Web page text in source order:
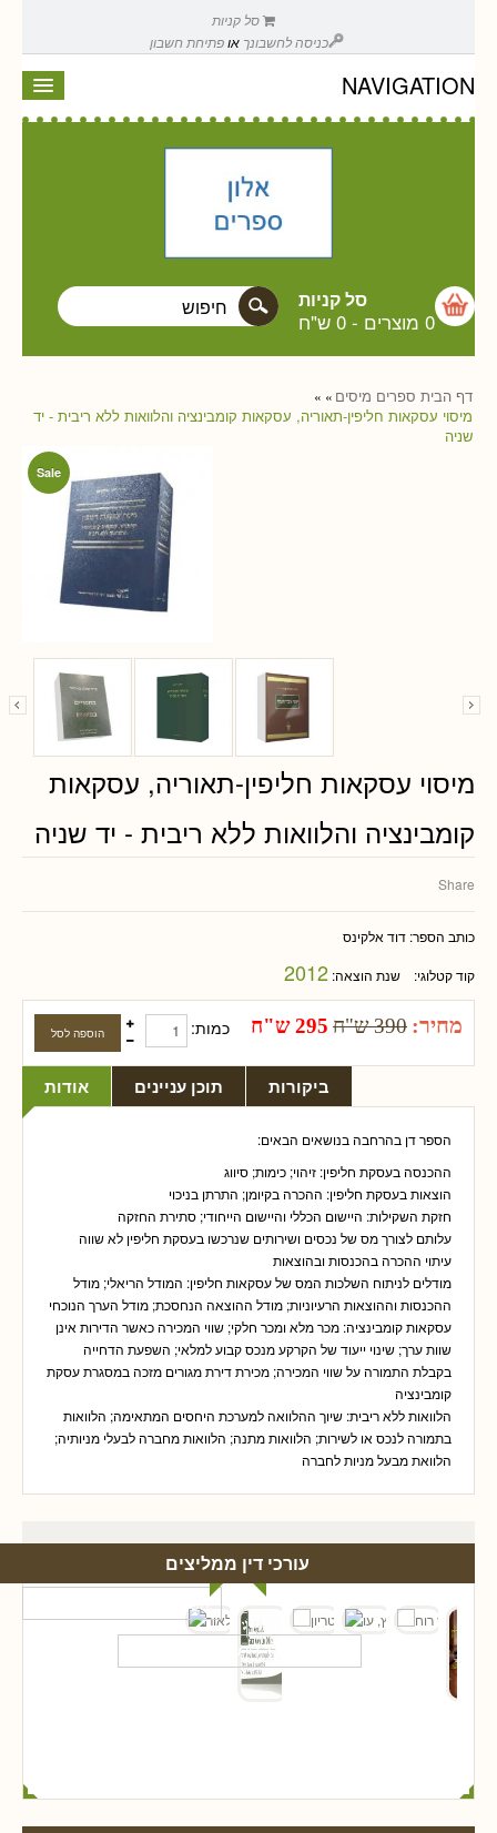
סל קניות
כניסה לחשבונך אופתיחת חשבון
NAVIGATION
סל קניות
0 מוצרים - 0 ש"ח
דף הבית » ספרים מיסים »
מיסוי עסקאות חליפין-תאוריה, עסקאות קומבינציה והלוואות ללא ריבית - יד
שניה
Sale
מיסוי עסקאות חליפין-תאוריה, עסקאות
קומבינציה והלוואות ללא ריבית - יד שניה
Share
כותב הספר: דוד אלקינס
קוד קטלוגי: שנת הוצאה: 2012
מחיר: 390 ש"ח 295 ש"ח כמות:
אודות תוכן עניינים ביקורות
הספר דן בהרחבה בנושאים הבאים:
ההכנסה בעסקת חליפין: זיהוי; כימות; סיווג
הוצאות בעסקת חליפין: ההכרה בקיומן; התרתן בניכוי
חזקת השקילות: היישום הכללי והיישום הייחודי; סתירת החזקה
עלותם לצורך מס של נכסים ושירותים שנרכשו בעסקת חליפין לא שווה
עיתוי ההכרה בהכנסות ובהוצאות
מודלים לניתוח השלכות המס של עסקאות חליפין: המודל הריאלי; מודל
ההכנסות וההוצאות הרעיוניות; מודל ההוצאה הנחסכת; מודל הערך הנוכחי
עסקאות קומבינציה: מכר מלא ומכר חלקי; שווי המכירה כאשר הדירות אינן
שוות ערך; שינוי ייעוד של הקרקע מנכס קבוע למלאי; השפעת הדחייה
בקבלת התמורה על שווי המכירה; מכירת דירת מגורים מזכה במסגרת עסקת
קומבינציה
הלוואות ללא ריבית: שיוך ההלוואה למערכת היחסים המתאימה; הלוואות
בתמורה לנכס או לשירות; הלוואות מתנה; הלוואות מחברה לבעלי מניותיה;
הלוואת מבעל מניות לחברה
עורכי דין ממליצים